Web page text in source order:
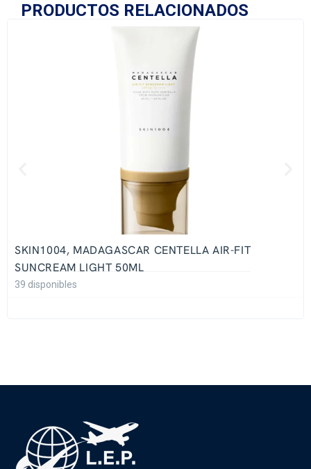
PRODUCTOS RELACIONADOS
SKIN1004, MADAGASCAR CENTELLA AIR-FIT
SUNCREAM LIGHT 50ML
39 disponibles